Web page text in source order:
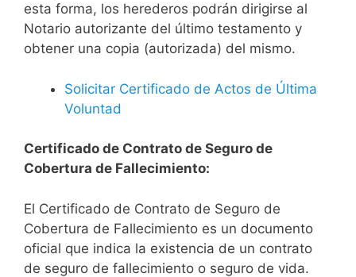
esta forma, los herederos podrán dirigirse al
Notario autorizante del último testamento y
obtener una copia (autorizada) del mismo.
Solicitar Certificado de Actos de Última
Voluntad
Certificado de Contrato de Seguro de
Cobertura de Fallecimiento:
El Certificado de Contrato de Seguro de
Cobertura de Fallecimiento es un documento
oficial que indica la existencia de un contrato
de seguro de fallecimiento o seguro de vida.